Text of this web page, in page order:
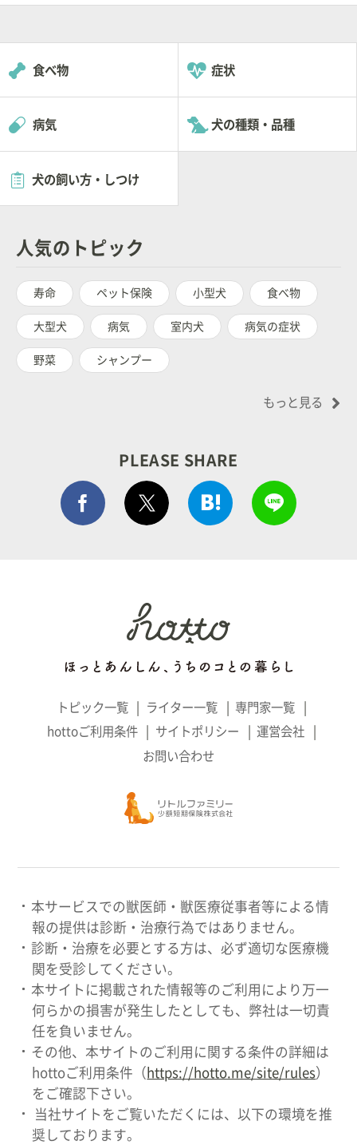
食べ物 症状
病気 犬の種類・品種
犬の飼い方・しつけ
人気のトピック
寿命 ペット保険 小型犬 食べ物
大型犬 病気 室内犬 病気の症状
野菜 シャンプー
もっと見る
PLEASE SHARE
Facebook シェア はてぶでシェア
トピック一覧 ライター一覧
専門家一覧
hottoご利用条件
サイトポリシー
運営会社
お問い合わせ
本サービスでの獣医師・獣医療従事者等による情
報の提供は診断・治療行為ではありません。
診断・治療を必要とする方は、必ず適切な医療機
関を受診してください。
本サイトに掲載された情報等のご利用により万一
何らかの損害が発生したとしても、弊社は一切責
任を負いません。
その他、本サイトのご利用に関する条件の詳細は
hottoご利用条件（ https://hotto.me/site/rules）
をご確認下さい。
当社サイトをご覧いただくには、以下の環境を推
奨しております。